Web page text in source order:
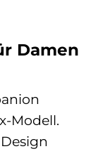
Damen
Modell.